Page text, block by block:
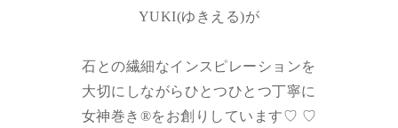
YUKI(ゆきえる)が
石との繊細なインスピレーションを
大切にしながらひとつひとつ丁寧に
女神巻き®︎をお創りしています♡ ♡